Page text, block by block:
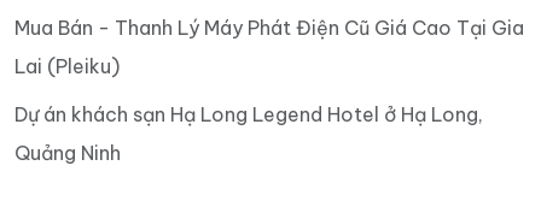
Mua Bán - Thanh Lý Máy Phát Điện Cũ Giá Cao Tại Gia
Lai (Pleiku)
Dự án khách sạn Hạ Long Legend Hotel ở Hạ Long,
Quảng Ninh